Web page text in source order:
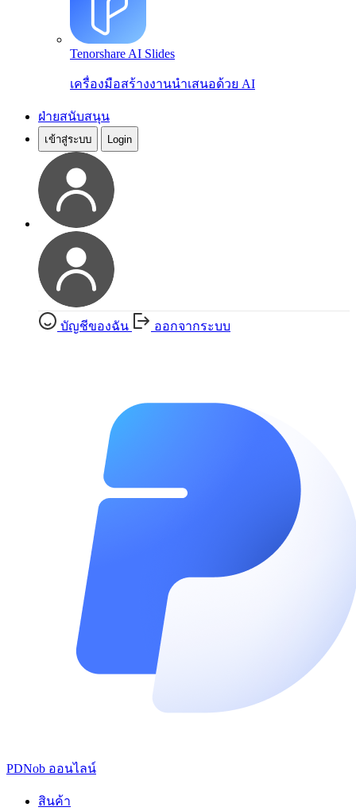
Tenorshare AI Slides
เครื่องมือสร้างงานนำเสนอด้วย AI
ฝ่ายสนับสนุน
เข้าสู่ระบบ Login
บัญชีของฉัน ออกจากระบบ
PDNob ออนไลน์
สินค้า